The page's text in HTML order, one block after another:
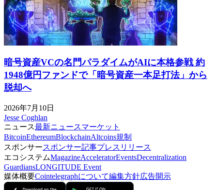
暗号資産VCの名門パラダイムがAIに本格参戦 約
1948億円ファンドで「暗号資産一本足打法」から
脱却へ
2026年7月10日
Jesse Coghlan
ニュース最新ニュースマーケット
BitcoinEthereumBlockchainAltcoins規制
スポンサースポンサー記事プレスリリース
エコシステムMagazineAcceleratorEventsDecentralization
GuardiansLONGITUDE Event
媒体概要Cointelegraphについて編集方針広告開示